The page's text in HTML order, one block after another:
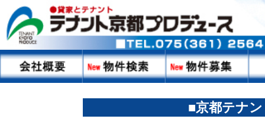
■京都テナント